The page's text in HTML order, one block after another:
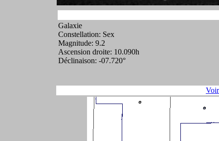
Galaxie
Constellation: Sex
Magnitude: 9.2
Ascension droite: 10.090h
Déclinaison: -07.720°